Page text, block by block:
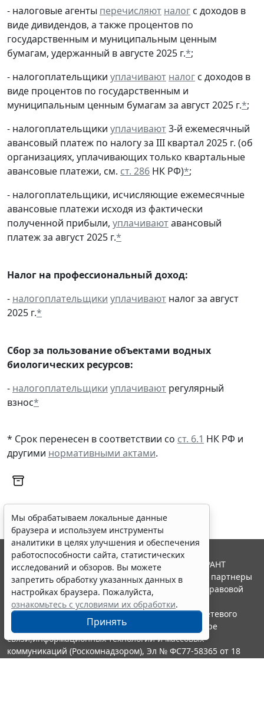
- налоговые агенты перечисляют налог с доходов в
виде дивидендов, а также процентов по
государственным и муниципальным ценным
бумагам, удержанный в августе 2025 г.*;
- налогоплательщики уплачивают налог с доходов в
виде процентов по государственным и
муниципальным ценным бумагам за август 2025 г.*;
- налогоплательщики уплачивают3-й ежемесячный
авансовый платеж по налогу за III квартал 2025 г. (об
организациях, уплачивающих только квартальные
авансовые платежи, см. ст. 286 НК РФ)*;
- налогоплательщики, исчисляющие ежемесячные
авансовые платежи исходя из фактически
полученной прибыли, уплачиваютавансовый
платеж за август 2025 г.*
Налог на профессиональный доход:
- налогоплательщики уплачивают налог за август
2025 г.*
Сбор за пользование объектами водных
биологических ресурсов:
- налогоплательщики уплачивают регулярный
взнос*
* Срок перенесен в соответствии со ст. 6.1 НК РФ и
другими нормативными актами.
Мы обрабатываем локальные данные
браузера и используем инструменты
аналитики в целях улучшения и обеспечения
работоспособности сайта, статистических
исследований и обзоров. Вы можете
запретить обработку указанных данных в
настройках браузера. Пожалуйста,
ознакомьтесь с условиями их обработки.
Принять
© ООО "НПП "ГАРАНТ-СЕРВИС", 2026. Система ГАРАНТ
выпускается с 1990 года. Компания "Гарант" и ее партнеры
являются участниками Российской ассоциации правовой
информации ГАРАНТ.
Портал ГАРАНТ.РУ зарегистрирован в качестве сетевого
издания Федеральной службой по надзору в сфере
связи,информационных технологий и массовых
коммуникаций (Роскомнадзором), Эл № ФС77-58365 от 18